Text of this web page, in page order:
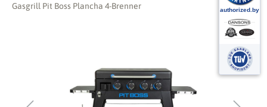
Gasgrill Pit Boss Plancha 4-Brenner